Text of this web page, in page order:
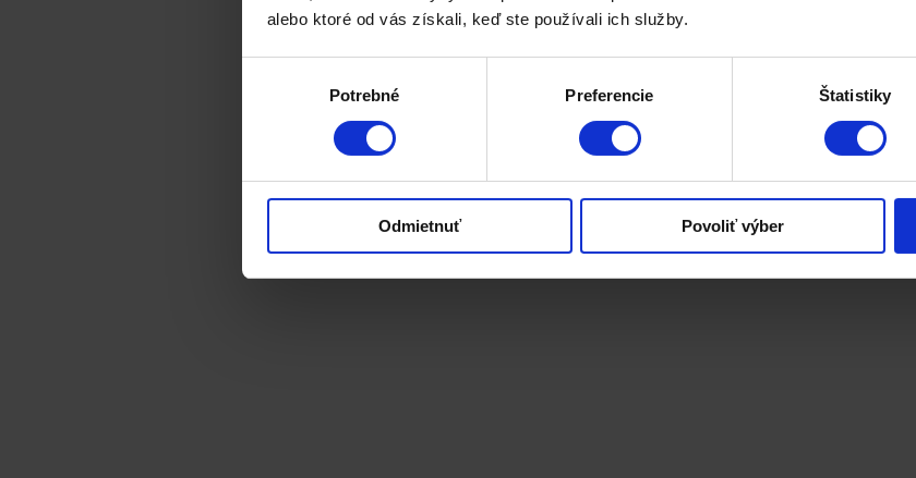
alebo ktoré od vás získali, keď ste používali ich služby.
Potrebné Preferencie Štatistiky
Odmietnuť Povoliť výber